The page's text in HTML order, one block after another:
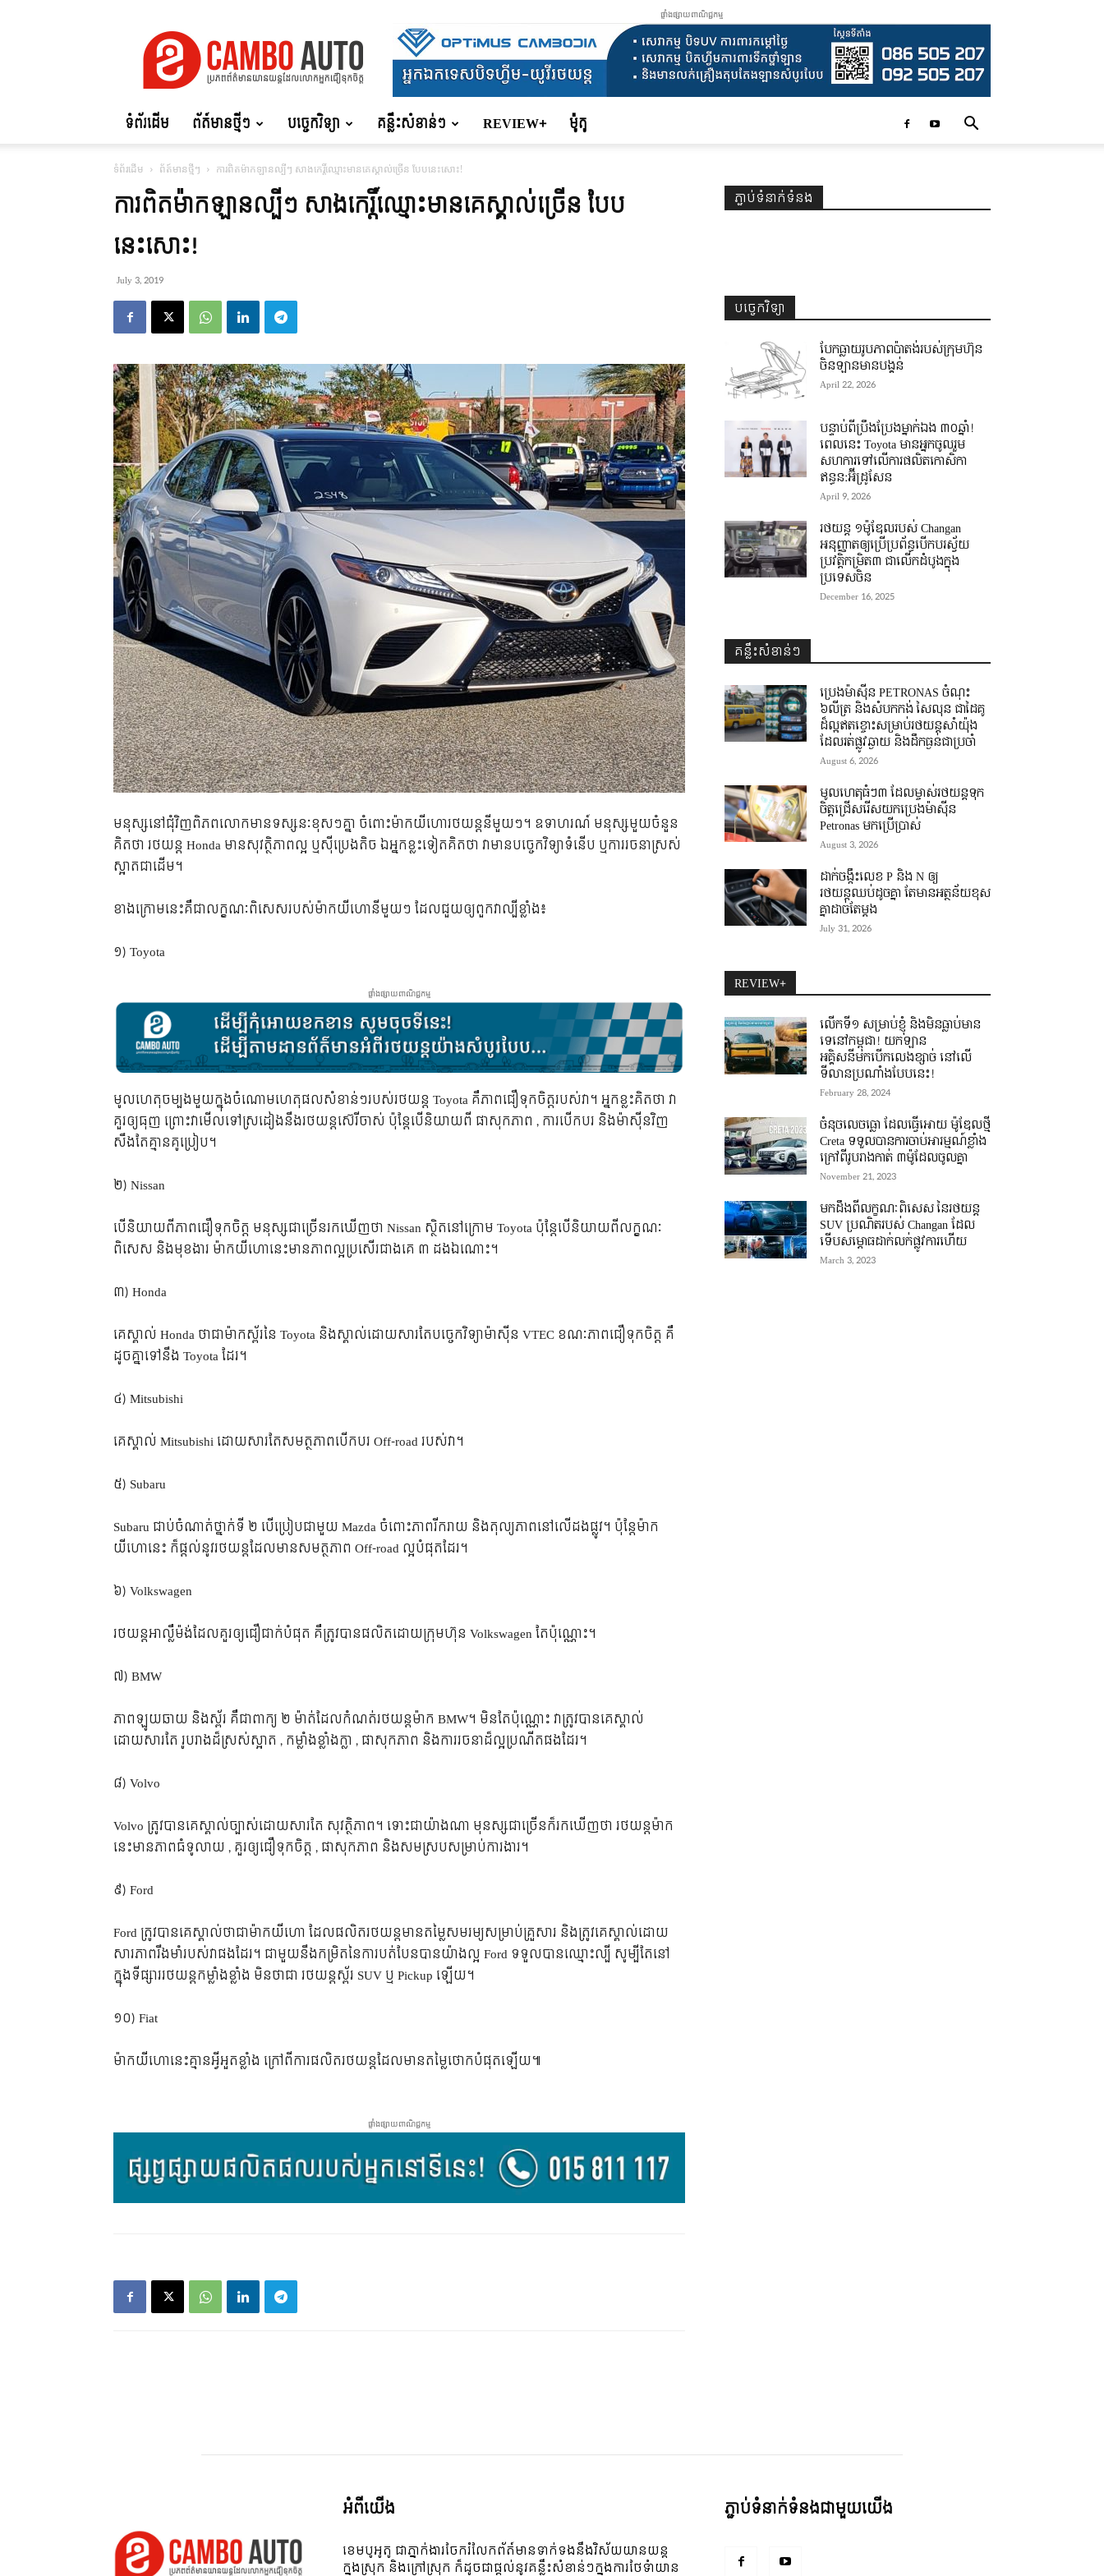
Auto
ផ្ទាំងផ្សាយពាណិជ្ជកម្ម
ទំព័រដើម ព័ត៍មានថ្មីៗ បច្ចេកវិទ្យា គន្លឹះសំខាន់ៗ REVIEW+ ម៉ូតូ
ទំព័រដើម ព័ត៍មានថ្មីៗ ការពិតម៉ាកឡានល្បីៗ សាងកេរ្តិ៍ឈ្មោះមានគេស្គាល់ច្រើន បែបនេះសោះ!
ការពិតម៉ាកឡានល្បីៗ សាងកេរ្តិ៍ឈ្មោះមានគេស្គាល់ច្រើន បែប
នេះសោះ!
July 3, 2019
មនុស្ស​នៅ​ជុំវិញ​ពិភពលោក​មាន​ទស្សនៈ​ខុសៗ​គ្នា ចំពោះ​ម៉ាក​យីហោ​រថយន្ត​នីមួយៗ។ ឧទាហរណ៍ មនុស្ស​មួយ​ចំនួន​
គិត​ថា រថយន្ត Honda មាន​សុវត្ថិភាព​ល្អ ឬ​ស៊ីប្រេង​តិច ឯ​អ្នក​ខ្លះ​ទៀត​គិត​ថា វា​មាន​បច្ចេកវិទ្យា​ទំនើប ឬ​ការ​រចនា​ស្រស់​
ស្អាត​ជាដើម។
ខាង​ក្រោម​នេះ​គឺ​ជា​លក្ខណៈ​ពិសេស​របស់​ម៉ាក​យីហោ​នីមួយៗ ដែល​ជួយ​ឲ្យ​ពួក​វា​ល្បី​ខ្លាំង៖
១) Toyota
ផ្ទាំងផ្សាយពាណិជ្ជកម្ម
មូលហេតុ​ចម្បង​មួយ​ក្នុង​ចំណោម​ហេតុផល​សំខាន់ៗ​របស់​រថយន្ត Toyota គឺ​ភាព​ជឿ​ទុក​ចិត្ត​របស់​វា។ អ្នក​ខ្លះ​គិត​ថា វា​
គួរ​ឲ្យ​ធុញ ព្រោះ​វា​មើល​ទៅ​ស្រដៀង​នឹង​រថយន្ត​ស៊េរី​ចាស់ ប៉ុន្តែ​បើ​និយាយ​ពី ផាសុកភាព , ការ​បើកបរ និង​ម៉ាស៊ីន​វិញ
សឹង​តែ​គ្មាន​គូ​ប្រៀប។
២) Nissan
បើ​និយាយ​ពី​ភាព​ជឿ​ទុក​ចិត្ត មនុស្ស​ជា​ច្រើន​រក​ឃើញ​ថា Nissan ស្ថិត​នៅ​ក្រោម Toyota ប៉ុន្តែ​បើ​និយាយ​ពី​លក្ខណៈ​
ពិសេស និង​មុខងារ ម៉ាក​យីហោ​នេះ​មាន​ភាព​ល្អ​ប្រសើរ​ជាង​គេ ៣ ដង​ឯណោះ។
៣) Honda
គេ​ស្គាល់ Honda ថា​ជា​ម៉ាក​ស្ព័រ​នៃ Toyota និង​ស្គាល់​ដោយ​សារ​តែ​បច្ចេកវិទ្យា​ម៉ាស៊ីន VTEC ខណៈ​ភាព​ជឿ​ទុក​ចិត្ត គឺ​
ដូច​គ្នា​ទៅ​នឹង Toyota ដែរ។
៤) Mitsubishi
គេ​ស្គាល់ Mitsubishi ដោយ​សារ​តែ​សមត្ថភាព​បើកបរ Off-road របស់​វា។
៥) Subaru
Subaru ជាប់​ចំណាត់​ថ្នាក់​ទី ២ បើ​ប្រៀប​ជាមួយ Mazda ចំពោះ​ភាព​រីករាយ និង​តុល្យភាព​នៅ​លើ​ដង​ផ្លូវ។ ប៉ុន្តែ​ម៉ាក​
យីហោ​នេះ ក៏​ផ្តល់​នូវ​រថយន្ត​ដែល​មាន​សមត្ថភាព Off-road ល្អ​បំផុត​ដែរ។
៦) Volkswagen
រថយន្ត​អាល្លឺម៉ង់​ដែល​គួរ​ឲ្យ​ជឿជាក់​បំផុត គឺ​ត្រូវ​បាន​ផលិត​ដោយ​ក្រុមហ៊ុន Volkswagen តែ​ប៉ុណ្ណោះ។
៧) BMW
ភាព​ឡូយឆាយ និង​ស្ព័រ គឺ​ជា​ពាក្យ ២ ម៉ាត់​ដែល​កំណត់​រថយន្ត​ម៉ាក BMW។ មិនតែប៉ុណ្ណោះ វា​ត្រូវ​បាន​គេ​ស្គាល់
ដោយសារតែ រូបរាង​ដ៏​ស្រស់​ស្អាត , កម្លាំង​ខ្លាំង​ក្លា , ផាសុកភាព និង​ការ​រចនា​ដ៏​ល្អ​ប្រណីត​ផង​ដែរ។
៨) Volvo
Volvo ត្រូវ​បាន​គេ​ស្គាល់​ច្បាស់​ដោយ​សារ​តែ សុវត្ថិភាព។ ទោះ​ជា​យ៉ាង​ណា មុនស្ស​ជា​ច្រើន​ក៏​រក​ឃើញ​ថា រថយន្ត​ម៉ាក​
នេះ​មាន​ភាព​ធំ​ទូលាយ , គួរ​ឲ្យ​ជឿ​ទុក​ចិត្ត , ផាសុកភាព និង​សម​ស្រប​សម្រាប់​ការងារ។
៩) Ford
Ford ត្រូវ​បាន​គេ​ស្គាល់​ថា​ជា​ម៉ាក​យីហោ ដែល​ផលិត​រថយន្ត​មាន​តម្លៃ​សមរម្យ​សម្រាប់​គ្រួសារ និង​ត្រូវ​គេ​ស្គាល់​ដោយ​
សារ​ភាព​រឹង​មាំ​របស់​វា​ផង​ដែរ។ ជាមួយ​នឹង​កម្រិត​នៃ​ការ​បត់បែន​បាន​យ៉ាង​ល្អ Ford ទទួល​បាន​ឈ្មោះ​ល្បី សូម្បី​តែ​នៅ​
ក្នុង​ទីផ្សារ​រថយន្ត​កម្លាំង​ខ្លាំង មិន​ថា​ជា រថយន្ត​ស្ព័រ SUV ឬ Pickup ឡើយ។
១០) Fiat
ម៉ាក​យីហោ​នេះ​គ្មាន​អ្វី​អួត​ខ្លាំង ក្រៅ​ពី​ការ​ផលិត​រថយន្ត​ដែល​មាន​តម្លៃ​ថោក​បំផុត​ឡើយ៕
ផ្ទាំងផ្សាយពាណិជ្ជកម្ម
ភ្ជាប់ទំនាក់ទំនង
បច្ចេកវិទ្យា
បែកធ្លាយរូបភាពប៉ាតង់របស់ក្រុមហ៊ុន
ចិនឡានមានបង្គន់
April 22, 2026
បន្ទាប់ពីប្រឹងប្រែងម្នាក់ឯង ៣០ឆ្នាំ! ​
ពេលនេះ Toyota មានអ្នកចូលរួម
សហការទៅលើការផលិតកោសិកា
ឥន្ធន:អ៊ីដ្រូសែន
April 9, 2026
រថយន្ត ១ម៉ូឌែលរបស់ Changan
អនុញ្ញាតឲ្យប្រើប្រព័ន្ធបើកបរស្វ័យ
ប្រវត្តិកម្រិត៣ ជាលើកដំបូងក្នុង
ប្រទេសចិន
December 16, 2025
គន្លឹះសំខាន់ៗ
ប្រេងម៉ាស៊ីន PETRONAS ចំណុះ
៦លីត្រ និងសំបកកង់ សៃលុន ជាដៃគូ
ដ៏ល្អឥតខ្ចោះសម្រាប់រថយន្តសាំយ៉ុង
ដែលរត់ផ្លូវឆ្ងាយ និងដឹកធ្ងន់ជាប្រចាំ
August 6, 2026
មូលហេតុធំៗ៣ ដែលម្ចាស់រថយន្តទុក
ចិត្តជ្រើសរើសយកប្រេងម៉ាស៊ីន
Petronas មកប្រើប្រាស់
August 3, 2026
ដាក់ចង្កឹះលេខ P និង N ឲ្យ
រថយន្តឈប់ដូចគ្នា តែមានអត្ថន័យខុស
គ្នាដាច់តែម្តង
July 31, 2026
REVIEW+
លើកទី១ សម្រាប់ខ្ញុំ និងមិនធ្លាប់មាន
ទេនៅកម្ពុជា! យកឡាន
អគ្គិសនីមកបើកលេងខ្សាច់ នៅលើ
ទីលានប្រណាំងបែបនេះ!
February 28, 2024
ចំនុចលេចធ្លោ ដែលធ្វើអោយ ម៉ូឌែលថ្មី
Creta ទទួលបានការចាប់អារម្មណ៍ខ្លាំង
ក្រៅពីរូបរាងកាត់ ៣ម៉ូដែលចូលគ្នា
November 21, 2023
មកដឹងពីលក្ខណៈពិសេស នៃរថយន្ត
SUV ប្រណិតរបស់ Changan ដែល
ទើបសម្ភោធដាក់លក់ផ្លូវការហើយ
March 3, 2023
អំពី​យើង
ខេមបូអូតូ ជាភ្នាក់ងារចែករំលែកព័ត៍មានទាក់ទងនឹងវិស័យយានយន្ត
ក្នុងស្រុក និងក្រៅស្រុក ក៏ដូចជាផ្តល់នូវគន្លឹះសំខាន់ៗក្នុងការថែទំាយាន
ភ្ជាប់ទំនាក់ទំនងជាមួយយើង